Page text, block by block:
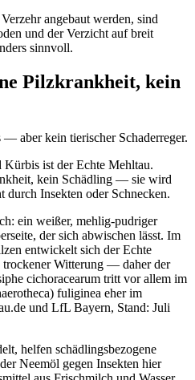
angebaut werden, sind
und der Verzicht auf breit
sinnvoll.
Pilzkrankheit, kein
aber kein tierischer Schaderreger.
ist der Echte Mehltau.
kein Schädling — sie wird
durch Insekten oder Schnecken.
ein weißer, mehlig-pudriger
der sich abwischen lässt. Im
entwickelt sich der Echte
trockener Witterung — daher der
cichoracearum tritt vor allem im
fuliginea eher im
und LfL Bayern, Stand: Juli
helfen schädlingsbezogene
Neemöl gegen Insekten hier